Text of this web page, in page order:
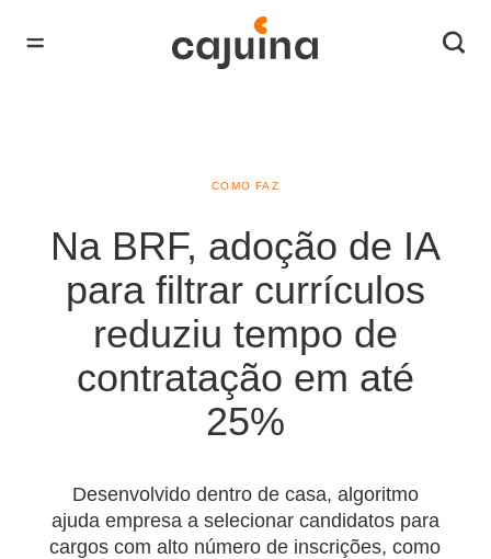
COMO FAZ
Na BRF, adoção de IA
para filtrar currículos
reduziu tempo de
contratação em até
25%
Desenvolvido dentro de casa, algoritmo
ajuda empresa a selecionar candidatos para
cargos com alto número de inscrições, como